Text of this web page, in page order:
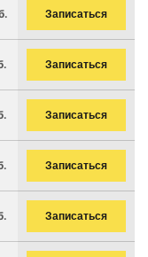
Записаться
Записаться
Записаться
Записаться
Записаться